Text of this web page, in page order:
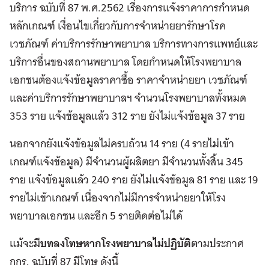
บริการ ฉบับที่ 87 พ.ศ.2562 เรื่องการแจ้งราคาการกำหนด
หลักเกณฑ์ เงื่อนไขเกี่ยวกับการจำหน่ายยารักษาโรค
เวชภัณฑ์ ค่าบริการรักษาพยาบาล บริการทางการแพทย์และ
บริการอื่นของสถานพยาบาล โดยกำหนดให้โรงพยาบาล
เอกชนต้องแจ้งข้อมูลราคาซื้อ ราคาจำหน่ายยา เวชภัณฑ์
และค่าบริการรักษาพยาบาลฯ จำนวนโรงพยาบาลทั้งหมด
353 ราย แจ้งข้อมูลแล้ว 312 ราย ยังไม่แจ้งข้อมูล 37 ราย
นอกจากยังแจ้งข้อมูลไม่ครบถ้วน 14 ราย (4 รายไม่เข้า
เกณฑ์แจ้งข้อมูล) มีจำนวนผู้ผลิตยา มีจำนวนทั้งสิ้น 345
ราย แจ้งข้อมูลแล้ว 240 ราย ยังไม่แจ้งข้อมูล 81 ราย และ 19
รายไม่เข้าเกณฑ์ เนื่องจากไม่มีการจำหน่ายยาให้โรง
พยาบาลเอกชน และอีก 5 รายติดต่อไม่ได้
แม้จะมีบทลงโทษหากโรงพยาบาลไม่ปฏิบัติตามประกาศ
กกร. ฉบับที่ 87 มีโทษ ดังนี้